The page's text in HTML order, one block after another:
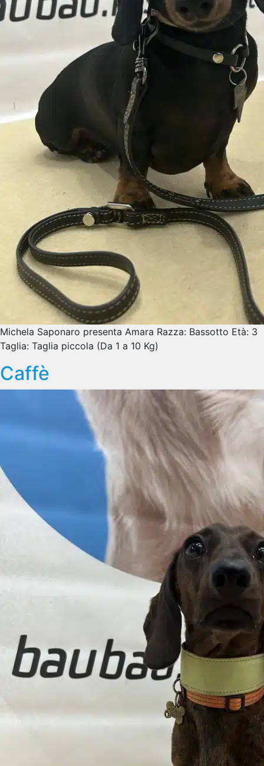
Michela Saponaro presenta Amara Razza: Bassotto Età: 3
Taglia: Taglia piccola (Da 1 a 10 Kg)
Caffè